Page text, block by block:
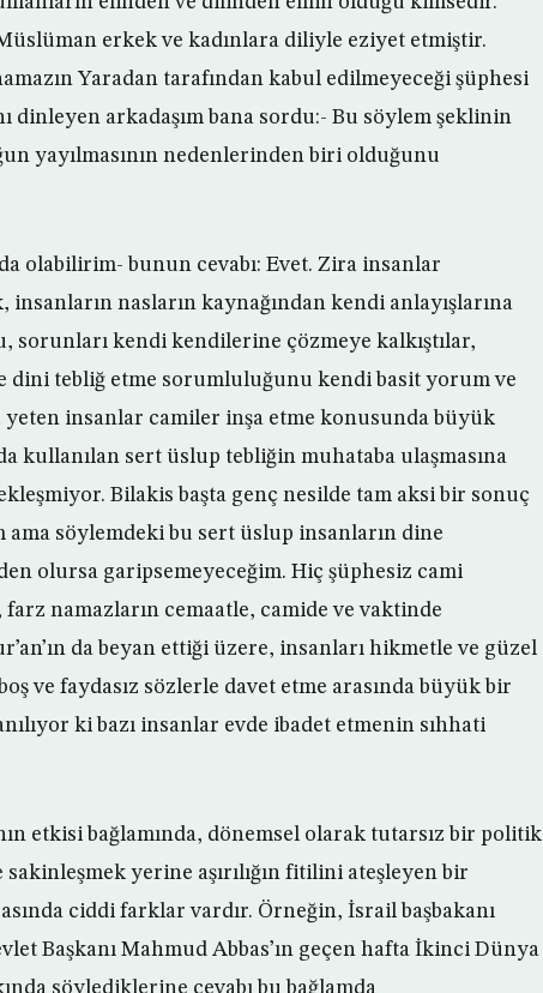
erkek ve kadınlara diliyle eziyet etmiştir.
Yaradan tarafından kabul edilmeyeceği şüphesi
dinleyen arkadaşım bana sordu:- Bu söylem şeklinin
yayılmasının nedenlerinden biri olduğunu
olabilirim- bunun cevabı: Evet. Zira insanlar
nasların kaynağından kendi anlayışlarına
kendi kendilerine çözmeye kalkıştılar,
tebliğ etme sorumluluğunu kendi basit yorum ve
yeten insanlar camiler inşa etme konusunda büyük
kullanılan sert üslup tebliğin muhataba ulaşmasına
Bilakis başta genç nesilde tam aksi bir sonuç
söylemdeki bu sert üslup insanların dine
olursa garipsemeyeceğim. Hiç şüphesiz cami
namazların cemaatle, camide ve vaktinde
da beyan ettiği üzere, insanları hikmetle ve güzel
ve faydasız sözlerle davet etme arasında büyük bir
ki bazı insanlar evde ibadet etmenin sıhhati
etkisi bağlamında, dönemsel olarak tutarsız bir politik
yerine aşırılığın fitilini ateşleyen bir
ciddi farklar vardır. Örneğin, İsrail başbakanı
Başkanı Mahmud Abbas’ın geçen hafta İkinci Dünya
söylediklerine cevabı bu bağlamda